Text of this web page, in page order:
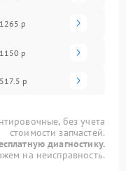
1265 р
1150 р
517.5 р
без учета
стоимости запчастей.
диагностику.
на неисправность.